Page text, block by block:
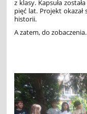
z klasy. Kapsuła
pięć lat. Projekt
historii.
A zatem, do